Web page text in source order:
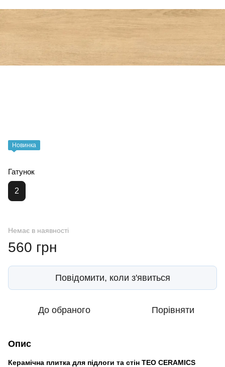
Новинка
Гатунок
2
Немає в наявності
560 грн
Повідомити, коли з'явиться
До обраного Порівняти
Опис
Керамічна плитка для підлоги та стін TEO CERAMICS